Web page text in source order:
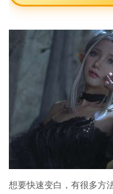
想要快速变白，有很多方